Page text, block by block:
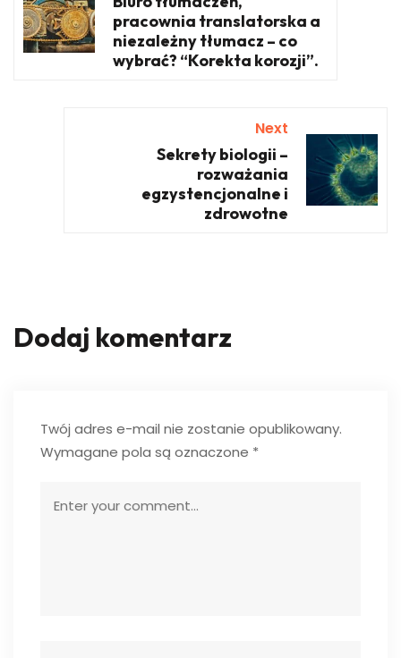
pracownia translatorska a
niezależny tłumacz – co
wybrać? “Korekta korozji”.
Next
Sekrety biologii –
rozważania
egzystencjonalne i
zdrowotne
Dodaj komentarz
Twój adres e-mail nie zostanie opublikowany.
Wymagane pola są oznaczone *